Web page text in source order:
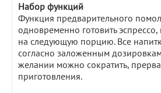
Набор функций
Функция предварительного
одновременно готовить
на следующую порцию. Все
согласно заложенным
желании можно сократить,
приготовления.